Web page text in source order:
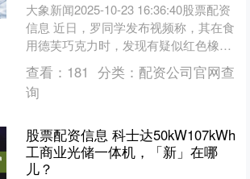
大象新闻2025-10-23 16:36:40股票配资
信息 近日，罗同学发布视频称，其在食
用德芙巧克力时，发现有疑似红色橡皮
筋的异物镶嵌在巧克力中。她表示，拆
袋....
查看： 181 分类： 配资公司官网查
询
股票配资信息 科士达50kW107kWh
工商业光储一体机，「新」在哪
儿？